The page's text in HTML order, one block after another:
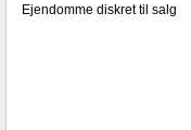
Ejendomme diskret til salg